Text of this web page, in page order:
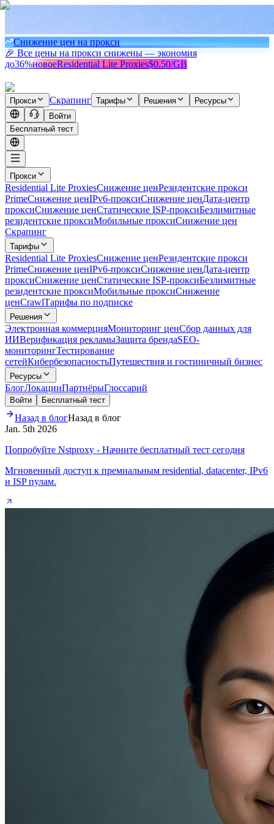
Снижение цен на прокси
🎉 Все цены на прокси снижены — экономия
до36%новоеResidential Lite Proxies$0.50/GB
Прокси Скрапинг Тарифы Решения
Ресурсы
Войти
Бесплатный тест
Прокси
Residential Lite ProxiesСнижение ценРезидентские прокси
PrimeСнижение ценIPv6-проксиСнижение ценДата-центр
проксиСнижение ценСтатические ISP-проксиБезлимитные
резидентские проксиМобильные проксиСнижение цен
Скрапинг
Тарифы
Residential Lite ProxiesСнижение ценРезидентские прокси
PrimeСнижение ценIPv6-проксиСнижение ценДата-центр
проксиСнижение ценСтатические ISP-проксиБезлимитные
резидентские проксиМобильные проксиСнижение
ценCrawlТарифы по подписке
Решения
Электронная коммерцияМониторинг ценСбор данных для
ИИВерификация рекламыЗащита брендаSEO-
мониторингТестирование
сетейКибербезопасностьПутешествия и гостиничный бизнес
Ресурсы
БлогЛокацииПартнёрыГлоссарий
Войти Бесплатный тест
Назад в блогНазад в блог
Jan. 5th 2026
Попробуйте Nstproxy - Начните бесплатный тест сегодня
Мгновенный доступ к премиальным residential, datacenter, IPv6
и ISP пулам.